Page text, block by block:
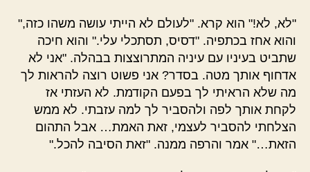
"לא, לא!" הוא קרא. "לעולם לא הייתי עושה משהו כזה,"
והוא אחז בכתפיה. "דסיס, תסתכלי עלי." והוא חיכה
שתביט בעיניו עם עיניה המתרוצצות בבהלה. "אני לא
אדחוף אותך מטה. בסדר? אני פשוט רוצה להראות לך
מה שלא הראיתי לך בפעם הקודמת. לא העזתי אז
לקחת אותך לפה ולהסביר לך למה עזבתי. לא ממש
הצלחתי להסביר לעצמי, זאת האמת… אבל התהום
הזאת…" אמר והרפה ממנה. "זאת הסיבה להכל."